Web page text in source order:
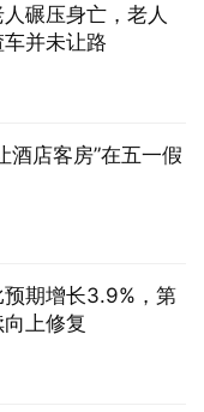
碾压身亡，老人
并未让路
酒店客房”在五一假
期增长3.9%，第
上修复